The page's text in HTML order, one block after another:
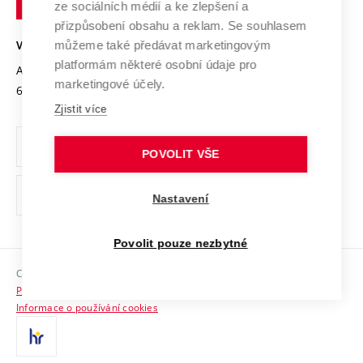
Open Science
Projekty
Projekty ze strukturálních fondů
Specifický výzkum
Mezinárodní dohody
Univerzitní sítě
Bezpečná univerzita
Vyznamenání
Organizační struktura
Ochrana osobních údajů
odkaz)
Sociální bezpečí
HR Award
Kontakty
Brně
VYSOKÉ UČENÍ TECHNICKÉ V BRNĚ
Antonínská 548/1
602 00 Brno
www.vut.cz
vut@vutbr.cz
Copyright © 2026 VUT
Prohlášení o přístupnosti
Informace o používání cookies
ze sociálních médií a ke zlepšení a
přizpůsobení obsahu a reklam. Se souhlasem
můžeme také předávat marketingovým
platformám některé osobní údaje pro
marketingové účely.
Zjistit více
POVOLIT VŠE
Nastavení
Povolit pouze nezbytné